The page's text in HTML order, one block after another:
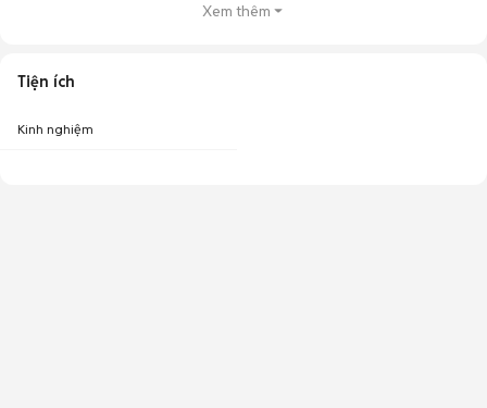
Xem thêm
Tiện ích
Kinh nghiệm